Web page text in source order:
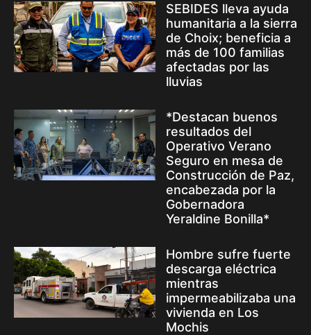
SEBIDES lleva ayuda
humanitaria a la sierra
de Choix; beneficia a
más de 100 familias
afectadas por las
lluvias
*Destacan buenos
resultados del
Operativo Verano
Seguro en mesa de
Construcción de Paz,
encabezada por la
Gobernadora
Yeraldine Bonilla*
Hombre sufre fuerte
descarga eléctrica
mientras
impermeabilizaba una
vivienda en Los
Mochis